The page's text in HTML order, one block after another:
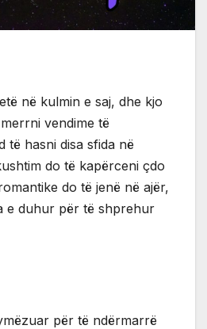
në kulmin e saj, dhe kjo
vendime të
të hasni disa sfida në
do të kapërceni çdo
do të jenë në ajër,
e duhur për të shprehur
për të ndërmarrë